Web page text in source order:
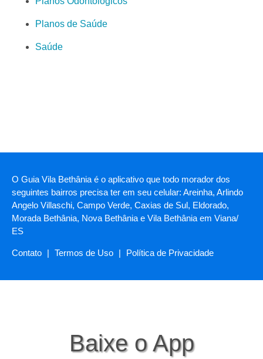
Planos de Saúde
Saúde
O Guia Vila Bethânia é o aplicativo que todo morador dos
seguintes bairros precisa ter em seu celular: Areinha, Arlindo
Angelo Villaschi, Campo Verde, Caxias de Sul, Eldorado,
Morada Bethânia, Nova Bethânia e Vila Bethânia em Viana/
ES
Contato | Termos de Uso | Política de Privacidade
Baixe o App